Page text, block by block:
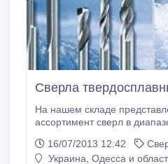
Сверла
На нашем складе
ассортимент сверл в
175мм), а также широкий ассортимент фрез с
«хвостовиками» 3, 0мм и 3,
16/07/2013 12:42
Украина, Одесса и